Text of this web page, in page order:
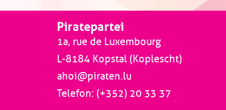
Piratepartei
1a, rue de Luxembourg
L-8184 Kopstal (Koplescht)
ahoi@piraten.lu
Telefon: (+352) 20 33 37